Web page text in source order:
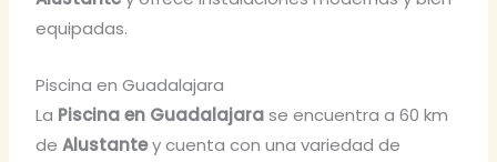
equipadas.
Piscina en Guadalajara
La Piscina en Guadalajarase encuentra a 60 km
deAlustantey cuenta con una variedad de